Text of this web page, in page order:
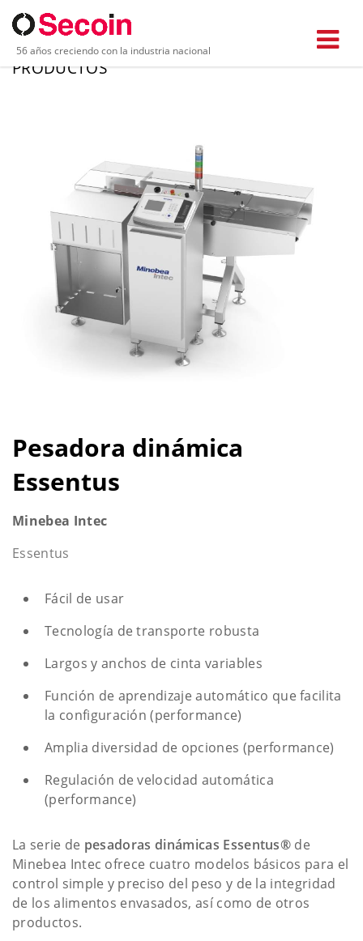
56 años creciendo con la industria nacional
PRODUCTOS
Pesadora dinámica
Essentus
Minebea Intec
Essentus
Fácil de usar
Tecnología de transporte robusta
Largos y anchos de cinta variables
Función de aprendizaje automático que facilita
la configuración (performance)
Amplia diversidad de opciones (performance)
Regulación de velocidad automática
(performance)
La serie de pesadoras dinámicas Essentus® de
Minebea Intec ofrece cuatro modelos básicos para el
control simple y preciso del peso y de la integridad
de los alimentos envasados, así como de otros
productos.